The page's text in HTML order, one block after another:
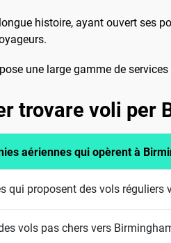
histoire, ayant ouvert ses
une large gamme de
trovare voli per
aériennes qui opèrent à
qui proposent des vols réguliers
vols pas chers vers